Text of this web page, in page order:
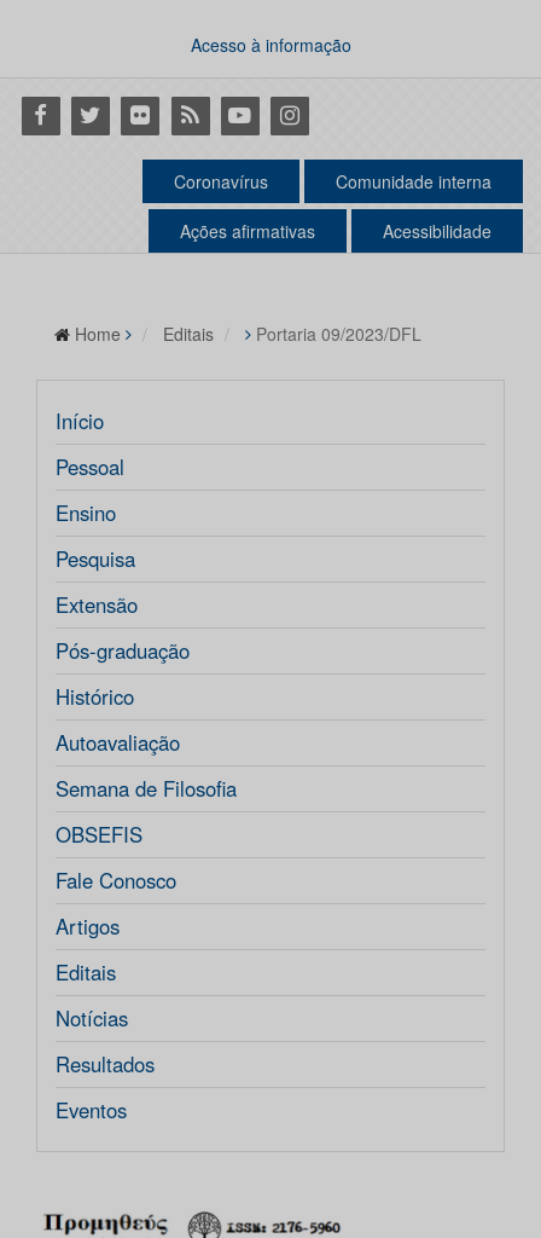
Acesso à informação
Facebook
Twitter Flickr RSS YoutubeInstagram
Coronavírus Comunidade interna
Ações afirmativas Acessibilidade
Home Editais Portaria 09/2023/DFL
Início
Pessoal
Ensino
Pesquisa
Extensão
Pós-graduação
Histórico
Autoavaliação
Semana de Filosofia
OBSEFIS
Fale Conosco
Artigos
Editais
Notícias
Resultados
Eventos